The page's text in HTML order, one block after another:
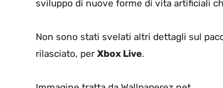
sviluppo di nuove forme di vita artificiali
Non sono stati svelati altri dettagli sul
rilasciato, per Xbox Live.